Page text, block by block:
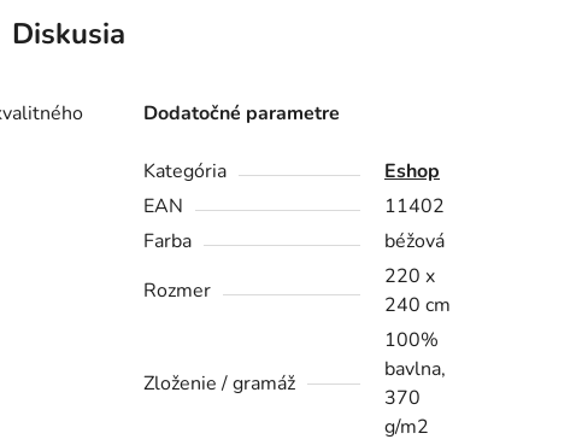
Diskusia
Dodatočné parametre
Kategória
Eshop
EAN
11402
Farba
béžová
Rozmer
220 x
240 cm
Zloženie / gramáž
100%
bavlna,
370
g/m2